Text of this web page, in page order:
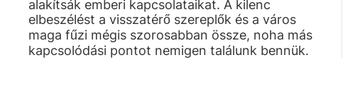
alakítsák emberi kapcsolataikat. A kilenc
elbeszélést a visszatérő szereplők és a város
maga fűzi mégis szorosabban össze, noha más
kapcsolódási pontot nemigen találunk bennük.